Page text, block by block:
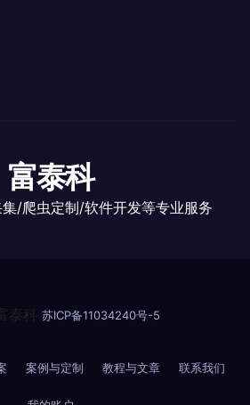
富泰科
/爬虫定制/软件开发等专业服务
泰科 苏ICP备11034240号-5
案例与定制 教程与文章 联系我们